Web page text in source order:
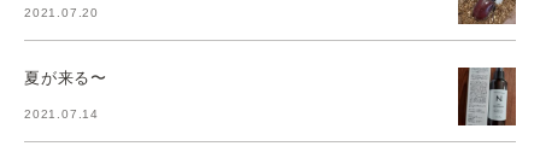
2021.07.20
夏が来る〜
2021.07.14